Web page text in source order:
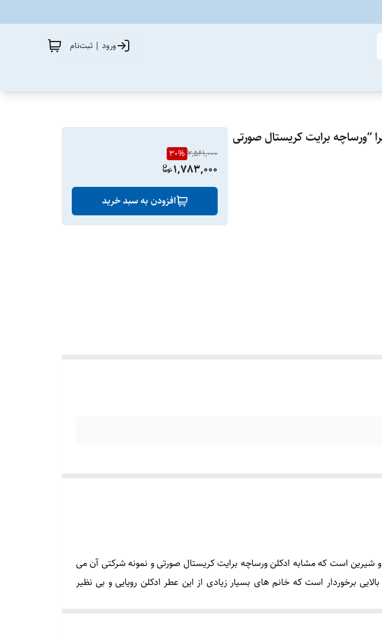
ورود | ثبت‌نام
“ورساچه برایت کریستال صورتی
2,561,000
30%
1,783,000
افزودن به سبد خرید
و شیرین است که مشابه ادکلن ورساچه برایت کریستال صورتی و نمونه شرکتی آن می
برخوردار است که خانم های بسیار زیادی از این عطر ادکلن رویایی و بی نظیر